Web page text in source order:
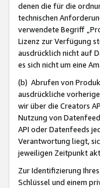
denen die für die
technischen
verwendete Begriff
Lizenz zur Verfügung
ausdrücklich nicht auf
es sich nicht um eine
(b) Abrufen von
ausdrückliche
wir über die Creators
Nutzung von
API oder Datenfeeds
Verantwortung liegt,
jeweiligen Zeitpunkt
Zur Identifizierung
Schlüssel und einem